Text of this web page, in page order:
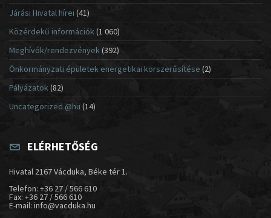
Járási Hivatal hírei (41)
Közérdekű információk(1 060)
Meghívók/rendezvények (392)
Önkormányzati épületek energetikai korszerűsítése (2)
Pályázatok (82)
Uncategorized @hu (14)
ELÉRHETŐSÉG
Hivatal 2167 Vácduka, Béke tér 1.
Telefon: +36 27 / 566 610
Fax: +36 27 / 566 610
E-mail: info@vacduka.hu